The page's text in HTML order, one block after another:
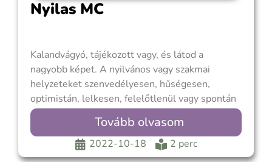
Nyilas MC
Kalandvágyó, tájékozott vagy, és látod a
nagyobb képet. A nyilvános vagy szakmai
helyzeteket szenvedélyesen, hűségesen,
optimistán, lelkesen, felelőtlenül vagy spontán
módon közelíted meg. A Nyilas MC-t a Jupiter
uralja, ezért keresd meg a Jupiter házát a
születési képletedben, hogy megtaláld az élet
azon területét, ahol hivatásod hatalmat kap.
Tovább olvasom
2022-10-18 2 perc